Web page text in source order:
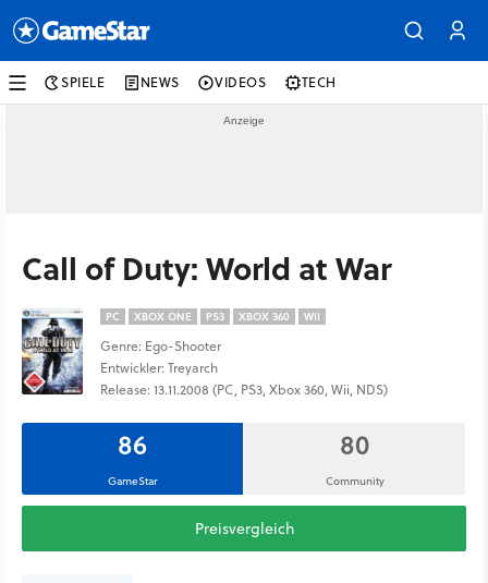
SPIELE NEWS VIDEOS TECH
Call of Duty: World at War
PC XBOX ONE PS3 XBOX 360 WII
Genre: Ego-Shooter
Entwickler: Treyarch
Release: 13.11.2008 (PC, PS3, Xbox 360, Wii, NDS)
86
GameStar
80
Community
Preisvergleich